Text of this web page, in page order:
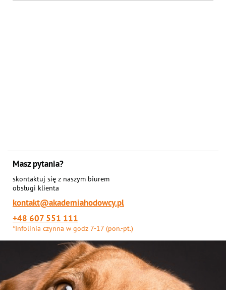
Masz pytania?
skontaktuj się z naszym biurem
obsługi klienta
kontakt@akademiahodowcy.pl
+48 607 551 111
*Infolinia czynna w godz 7-17 (pon.-pt.)